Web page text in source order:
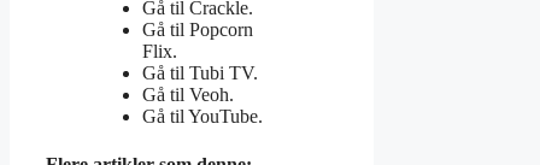
Gå til Crackle.
Gå til Popcorn
Flix.
Gå til Tubi TV.
Gå til Veoh.
Gå til YouTube.